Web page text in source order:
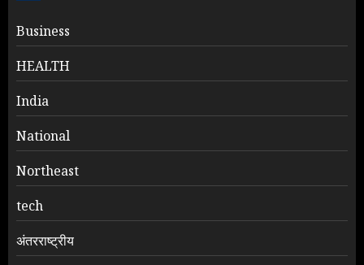
Business
HEALTH
India
National
Northeast
tech
अंतरराष्ट्रीय